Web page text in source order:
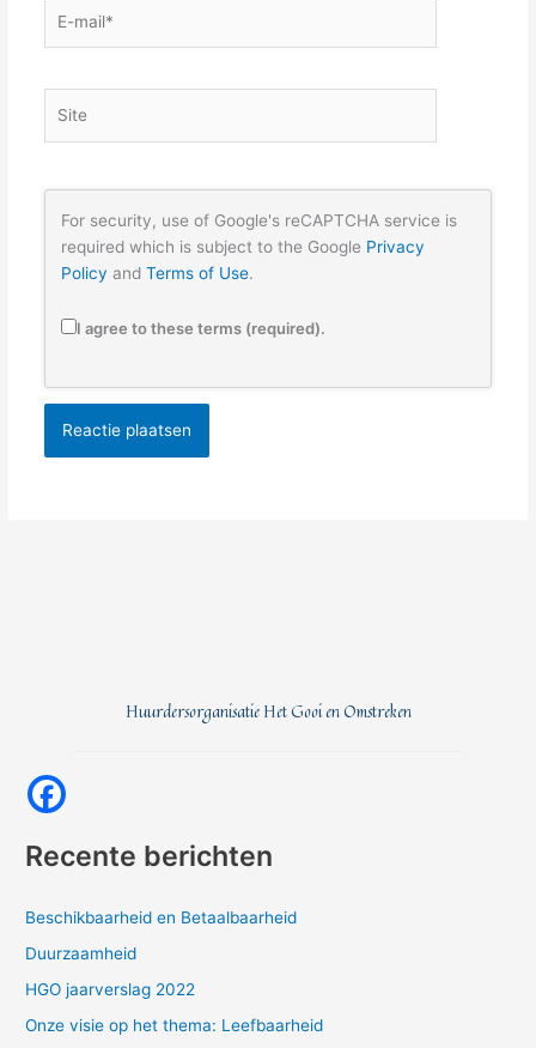
mail*
For security, use of Google's reCAPTCHA service is
required which is subject to the Google Privacy
Policy andTerms of Use.
I agree to these terms (required).
Huurdersorganisatie Het Gooi en Omstreken
Recente berichten
Beschikbaarheid en Betaalbaarheid
Duurzaamheid
HGO jaarverslag 2022
Onze visie op het thema: Leefbaarheid